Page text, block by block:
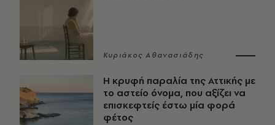
Κυριάκος Αθανασιάδης
Η κρυφή παραλία της Αττικής με
το αστείο όνομα, που αξίζει να
επισκεφτείς έστω μία φορά
φέτος